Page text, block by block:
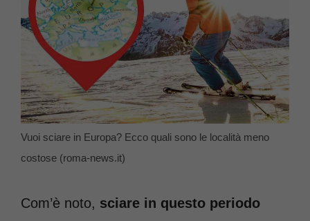
Vuoi sciare in Europa? Ecco quali sono le località meno
costose (roma-news.it)
Com’è noto, sciare in questo periodo